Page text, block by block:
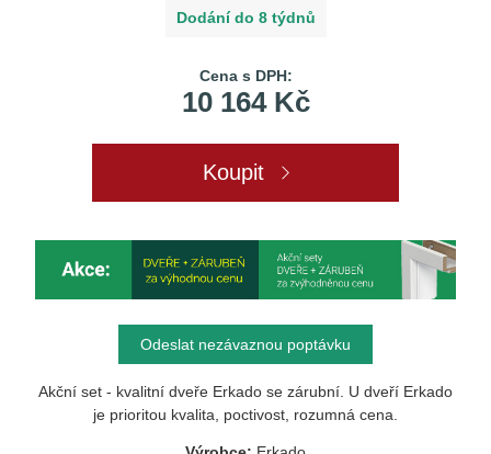
Dodání do 8 týdnů
Cena s DPH:
10 164 Kč
Koupit
Odeslat nezávaznou poptávku
Akční set - kvalitní dveře Erkado se zárubní. U dveří Erkado
je prioritou kvalita, poctivost, rozumná cena.